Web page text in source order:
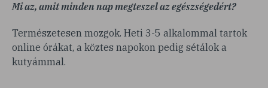
Mi az, amit minden nap megteszel az egészségedért?
Természetesen mozgok. Heti 3-5 alkalommal tartok
online órákat, a köztes napokon pedig sétálok a
kutyámmal.